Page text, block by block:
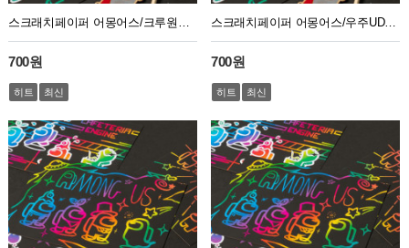
700원
히트 최신
스크래치페이퍼 어몽어스/우주UDPPP0382
700원
히트 최신